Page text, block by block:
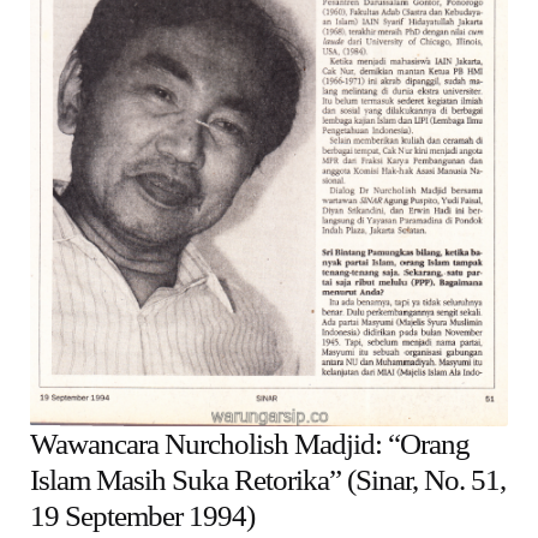
Cari Arsip
Expand
child
menu
Alamat
Rekening
Reseller
Wawancara Nurcholish Madjid: “Orang
Islam Masih Suka Retorika” (Sinar, No. 51,
19 September 1994)